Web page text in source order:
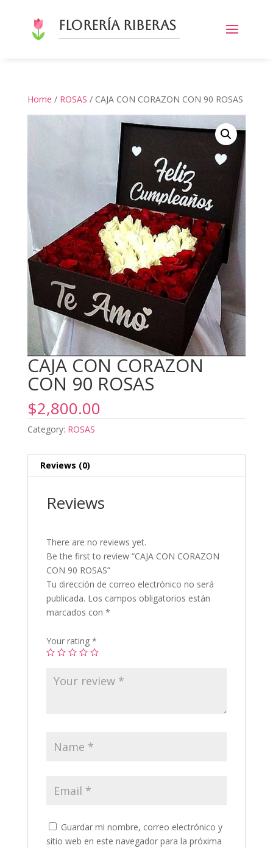
Florería Riberas
Home / ROSAS / CAJA CON CORAZON CON 90 ROSAS
CAJA CON CORAZON
CON 90 ROSAS
$2,800.00
Category: ROSAS
Reviews (0)
Reviews
There are no reviews yet.
Be the first to review “CAJA CON CORAZON
CON 90 ROSAS”
Tu dirección de correo electrónico no será
publicada. Los campos obligatorios están
marcados con *
Your rating *
Guardar mi nombre, correo electrónico y
sitio web en este navegador para la próxima